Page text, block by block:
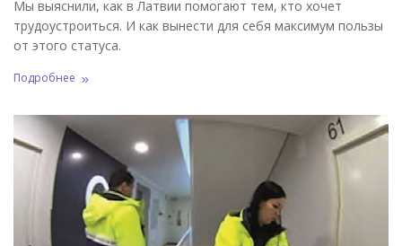
Мы выяснили, как в Латвии помогают тем, кто хочет
трудоустроиться. И как вынести для себя максимум пользы
от этого статуса.
Подробнее